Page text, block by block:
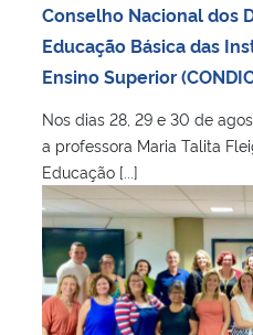
Conselho Nacional dos
Educação Básica das
Ensino Superior
Nos dias 28, 29 e 30 de
a professora Maria Talita
Educação [...]